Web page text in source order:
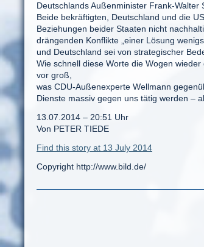
Deutschlands Außenminister Frank-
Beide bekräftigten, Deutschland und die
Beziehungen beider Staaten nicht
drängenden Konflikte „einer Lösung
und Deutschland sei von strategischer
Wie schnell diese Worte die Wogen
vor groß,
was CDU-Außenexperte Wellmann
Dienste massiv gegen uns tätig werden –
13.07.2014 – 20:51 Uhr
Von PETER TIEDE
Find this story at 13 July 2014
Copyright http://www.bild.de/